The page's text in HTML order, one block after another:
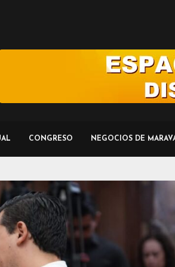
CONGRESO NEGOCIOS DE